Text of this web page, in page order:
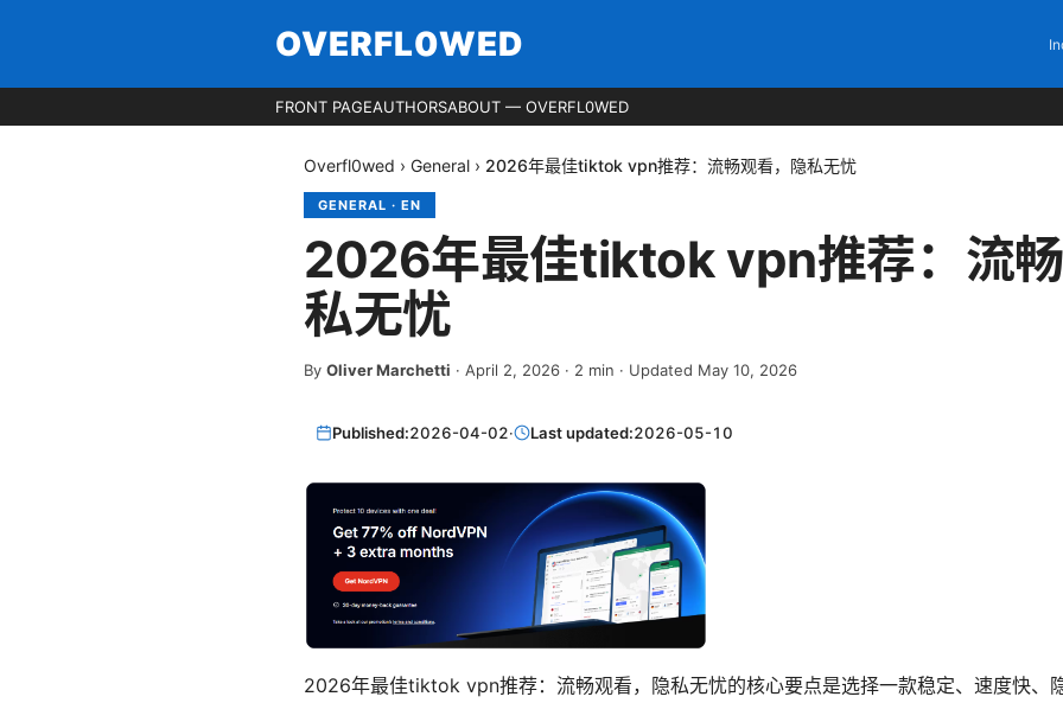
OVERFL0WED
FRONT PAGEAUTHORSABOUT — OVERFL0WED
Overfl0wed › General › 2026年最佳tiktok vpn推荐：流畅观看，隐私无忧
GENERAL · EN
2026年最佳tiktok vpn推荐：流
私无忧
By Oliver Marchetti · April 2, 2026 · 2 min · Updated May 10, 2026
Published:2026-04-02· Last updated:2026-05-10
2026年最佳tiktok vpn推荐：流畅观看，隐私无忧的核心要点是选择一款稳定、速度快、